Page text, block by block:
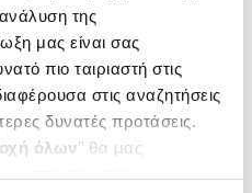
της
μας είναι σας
πιο ταιριαστή στις
στις αναζητήσεις
δυνατές προτάσεις.
όλων’’ θα μας